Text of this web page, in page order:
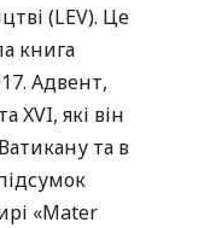
(LEV). Це
книга
Адвент,
XVI, які він
та в
«Mater